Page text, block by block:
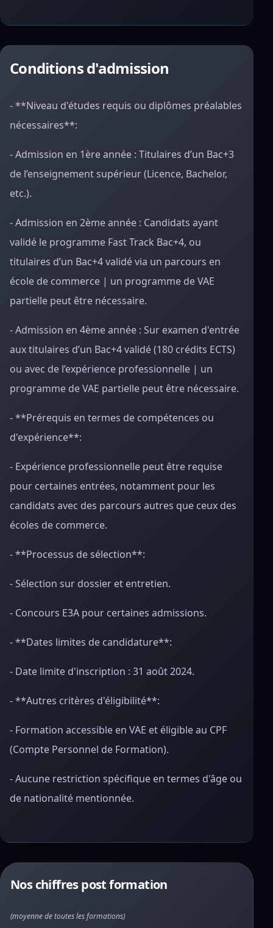
Conditions d'admission
- **Niveau d'études requis ou diplômes préalables
nécessaires**:
- Admission en 1ère année : Titulaires d’un Bac+3
de l’enseignement supérieur (Licence, Bachelor,
etc.).
- Admission en 2ème année : Candidats ayant
validé le programme Fast Track Bac+4, ou
titulaires d’un Bac+4 validé via un parcours en
école de commerce | un programme de VAE
partielle peut être nécessaire.
- Admission en 4ème année : Sur examen d'entrée
aux titulaires d’un Bac+4 validé (180 crédits ECTS)
ou avec de l’expérience professionnelle | un
programme de VAE partielle peut être nécessaire.
- **Prérequis en termes de compétences ou
d'expérience**:
- Expérience professionnelle peut être requise
pour certaines entrées, notamment pour les
candidats avec des parcours autres que ceux des
écoles de commerce.
- **Processus de sélection**:
- Sélection sur dossier et entretien.
- Concours E3A pour certaines admissions.
- **Dates limites de candidature**:
- Date limite d'inscription : 31 août 2024.
- **Autres critères d'éligibilité**:
- Formation accessible en VAE et éligible au CPF
(Compte Personnel de Formation).
- Aucune restriction spécifique en termes d'âge ou
de nationalité mentionnée.
Nos chiffres post formation
(moyenne de toutes les formations)